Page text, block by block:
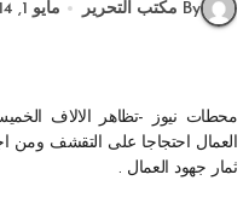
By مكتب التحرير مايو 1, 2014
محطات نيوز -تظاهر الالاف الخميس في اثينا وتيسالونيكي (شمال) في عيد
العمال احتجاجا على التقشف ومن
ثمار جهود العمال .